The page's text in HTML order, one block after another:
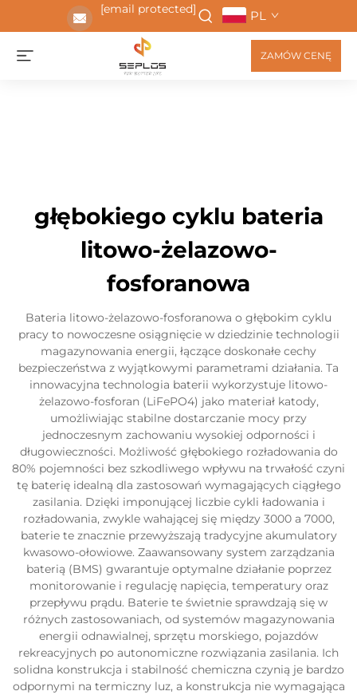
[email protected] PL
ZAMÓW CENĘ
głębokiego cyklu bateria
litowo-żelazowo-
fosforanowa
Bateria litowo-żelazowo-fosforanowa o głębokim cyklu
pracy to nowoczesne osiągnięcie w dziedzinie technologii
magazynowania energii, łączące doskonałe cechy
bezpieczeństwa z wyjątkowymi parametrami działania. Ta
innowacyjna technologia baterii wykorzystuje litowo-
żelazowo-fosforan (LiFePO4) jako materiał katody,
umożliwiając stabilne dostarczanie mocy przy
jednoczesnym zachowaniu wysokiej odporności i
długowieczności. Możliwość głębokiego rozładowania do
80% pojemności bez szkodliwego wpływu na trwałość czyni
tę baterię idealną dla zastosowań wymagających ciągłego
zasilania. Dzięki imponującej liczbie cykli ładowania i
rozładowania, zwykle wahającej się między 3000 a 7000,
baterie te znacznie przewyższają tradycyjne akumulatory
kwasowo-ołowiowe. Zaawansowany system zarządzania
baterią (BMS) gwarantuje optymalne działanie poprzez
monitorowanie i regulację napięcia, temperatury oraz
przepływu prądu. Baterie te świetnie sprawdzają się w
różnych zastosowaniach, od systemów magazynowania
energii odnawialnej, sprzętu morskiego, pojazdów
rekreacyjnych po autonomiczne rozwiązania zasilania. Ich
solidna konstrukcja i stabilność chemiczna czynią je bardzo
odpornymi na termiczny luz, a konstrukcja nie wymagająca